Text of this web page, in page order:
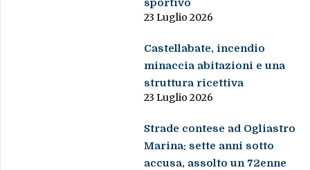
sportivo
23 Luglio 2026
Castellabate, incendio
minaccia abitazioni e una
struttura ricettiva
23 Luglio 2026
Strade contese ad Ogliastro
Marina: sette anni sotto
accusa, assolto un 72enne